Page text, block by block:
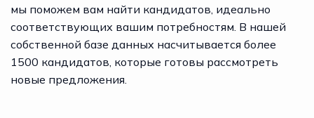
мы поможем вам найти кандидатов, идеально
соответствующих вашим потребностям. В нашей
собственной базе данных насчитывается более
1500 кандидатов, которые готовы рассмотреть
новые предложения.